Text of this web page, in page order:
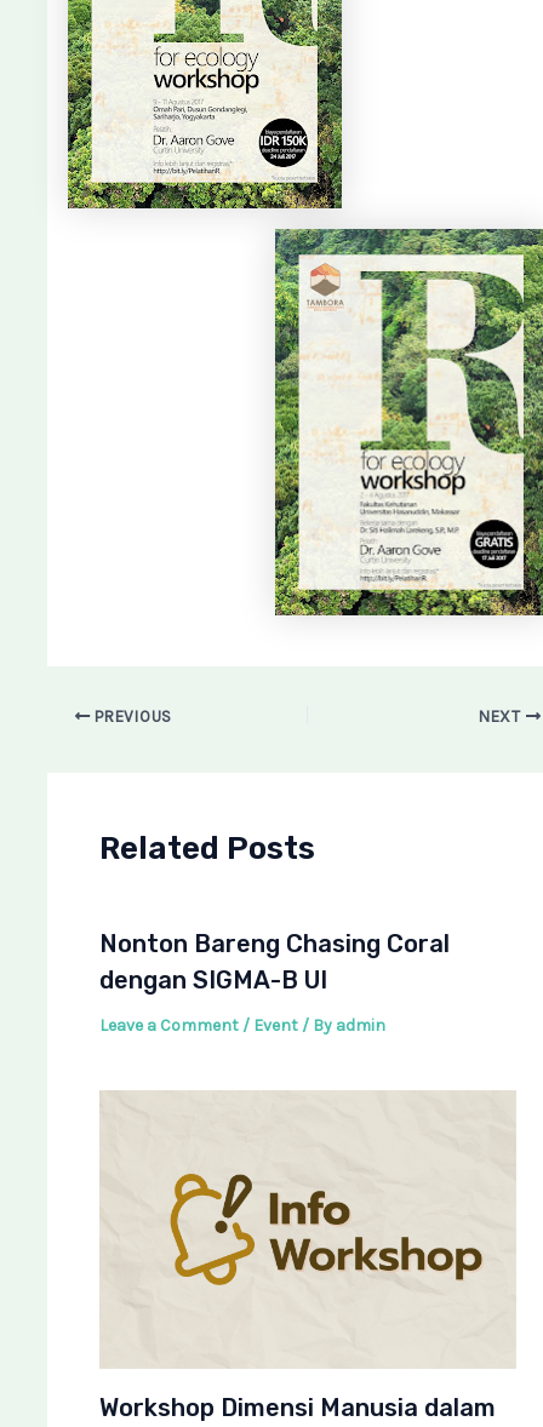
PREVIOUS NEXT
Related Posts
Nonton Bareng Chasing Coral
dengan SIGMA-B UI
Leave a Comment / Event/ By admin
Workshop Dimensi Manusia dalam